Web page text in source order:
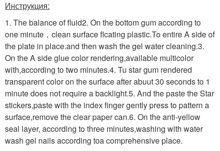
Инструкция:
1. The balance of fluid2. On the bottom gum according to
one minute，clean surface flcating plastic.To entire A side of
the plate in place.and then wash the gel water cleaning.3.
On the A side glue color rendering,available multicolor
with,according to two minutes.4. Tu star gum rendered
transparent color on the surface after abuut 30 seconds to 1
minute does not require a backlight.5. And the paste the Star
stickers,paste with the index finger gently press to pattern a
surface,remove the clear paper can.6. On the anti-yellow
seal layer, according to three minutes,washing with water
wash gel nails according toa comprehensive place.